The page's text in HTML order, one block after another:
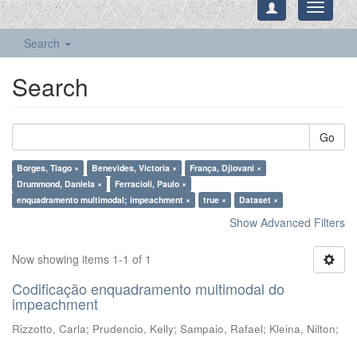
Toggle
Search
Search
Go
Borges, Tiago × Benevides, Victoria ×
França, Djiovani ×
Drummond, Daniela ×
Ferracioli, Paulo ×
enquadramento multimodal; impeachment ×
true × Dataset ×
Show Advanced Filters
Now showing items 1-1 of 1
Codificação enquadramento multimodal do
impeachment
Rizzotto, Carla; Prudencio, Kelly; Sampaio, Rafael; Kleina, Nilton;